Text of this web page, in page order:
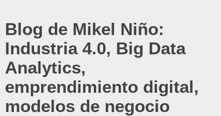
Blog de Mikel Niño:
Industria 4.0, Big Data
Analytics,
emprendimiento digital,
modelos de negocio